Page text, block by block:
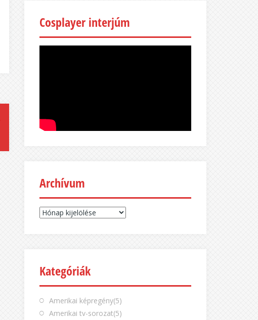
Cosplayer interjúm
Archívum
Archívum
Kategóriák
Amerikai képregény(5)
Amerikai tv-sorozat(5)